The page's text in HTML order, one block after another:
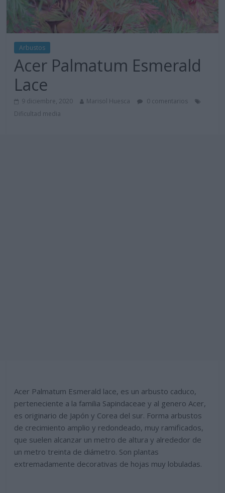
Arbustos
Acer Palmatum Esmerald
Lace
9 diciembre, 2020 Marisol Huesca
0 comentarios
Dificultad media
Acer Palmatum Esmerald lace, es un arbusto caduco,
perteneciente a la familia Sapindaceae y al genero Acer,
es originario de Japón y Corea del sur. Forma arbustos
de crecimiento amplio y redondeado, muy ramificados,
que suelen alcanzar un metro de altura y alrededor de
un metro treinta de diámetro. Son plantas
extremadamente decorativas de hojas muy lobuladas.